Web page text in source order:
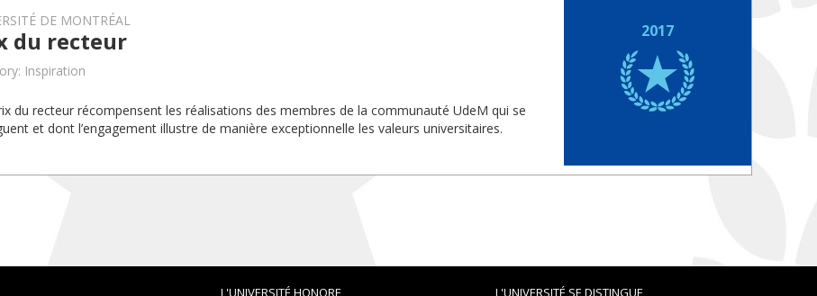
DE MONTRÉAL
du recteur
Inspiration
du recteur récompensent les réalisations des membres de la communauté UdeM qui se
et dont l’engagement illustre de manière exceptionnelle les valeurs universitaires.
2017
L'UNIVERSITÉ HONORE L'UNIVERSITÉ SE DISTINGUE